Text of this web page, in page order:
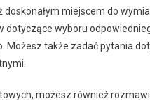
doskonałym miejscem do
dotyczące wyboru
Możesz także zadać pytania
możesz również